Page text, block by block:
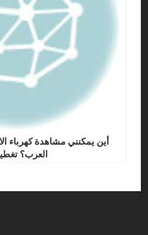
أين يمكنني مشاهدة كهرباء
العرب؟ تغطية حيه